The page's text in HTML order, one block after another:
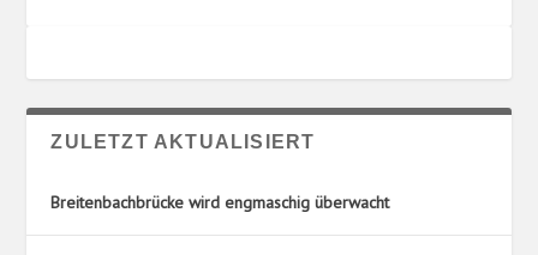
ZULETZT AKTUALISIERT
Breitenbachbrücke wird engmaschig überwacht